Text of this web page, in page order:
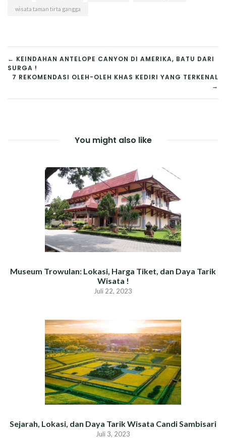
wisata taman tirta gangga
NAVIGASI
POS
← KEINDAHAN ANTELOPE CANYON DI AMERIKA, BATU DARI
SURGA !
7 REKOMENDASI OLEH-OLEH KHAS KEDIRI YANG TERKENAL
→
You might also like
Museum Trowulan: Lokasi, Harga Tiket, dan Daya Tarik
Wisata !
Juli 22, 2023
Sejarah, Lokasi, dan Daya Tarik Wisata Candi Sambisari
Juli 3, 2023